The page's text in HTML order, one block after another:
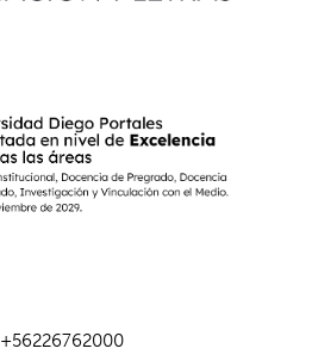
+56226762000